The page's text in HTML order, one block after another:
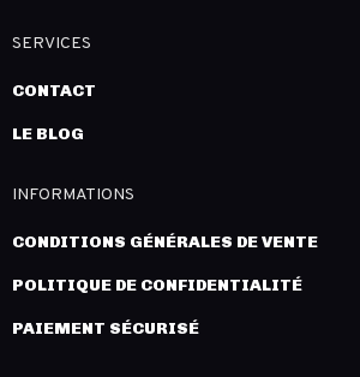
SERVICES
CONTACT
LE BLOG
INFORMATIONS
CONDITIONS GÉNÉRALES DE VENTE
POLITIQUE DE CONFIDENTIALITÉ
PAIEMENT SÉCURISÉ